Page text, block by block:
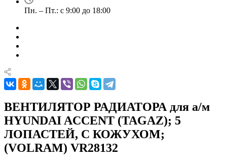
Пн. – Пт.: с 9:00 до 18:00
ВЕНТИЛЯТОР РАДИАТОРА для а/м
HYUNDAI ACCENT (TAGAZ); 5
ЛОПАСТЕЙ, С КОЖУХОМ;
(VOLRAM) VR28132